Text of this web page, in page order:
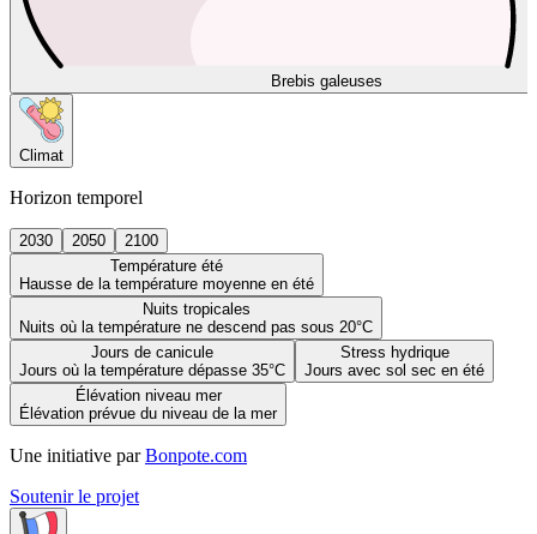
Brebis galeuses
Climat
Horizon temporel
2030 2050
2100
Température été
Hausse de la température moyenne en été
Nuits tropicales
Nuits où la température ne descend pas sous 20°C
Jours de canicule
Jours où la température dépasse 35°C
Stress hydrique
Jours avec sol sec en été
Élévation niveau mer
Élévation prévue du niveau de la mer
Une initiative par Bonpote.com
Soutenir le projet